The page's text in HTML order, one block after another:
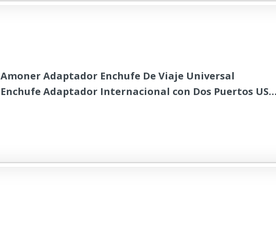
Amoner Adaptador Enchufe De Viaje Universal
Enchufe Adaptador Internacional con Dos Puertos USB